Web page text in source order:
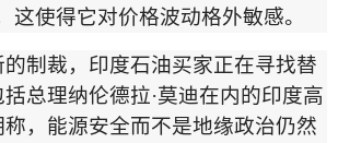
这使得它对价格波动格外敏感。
制裁，印度石油买家正在寻找替
总理纳伦德拉·莫迪在内的印度高
，能源安全而不是地缘政治仍然